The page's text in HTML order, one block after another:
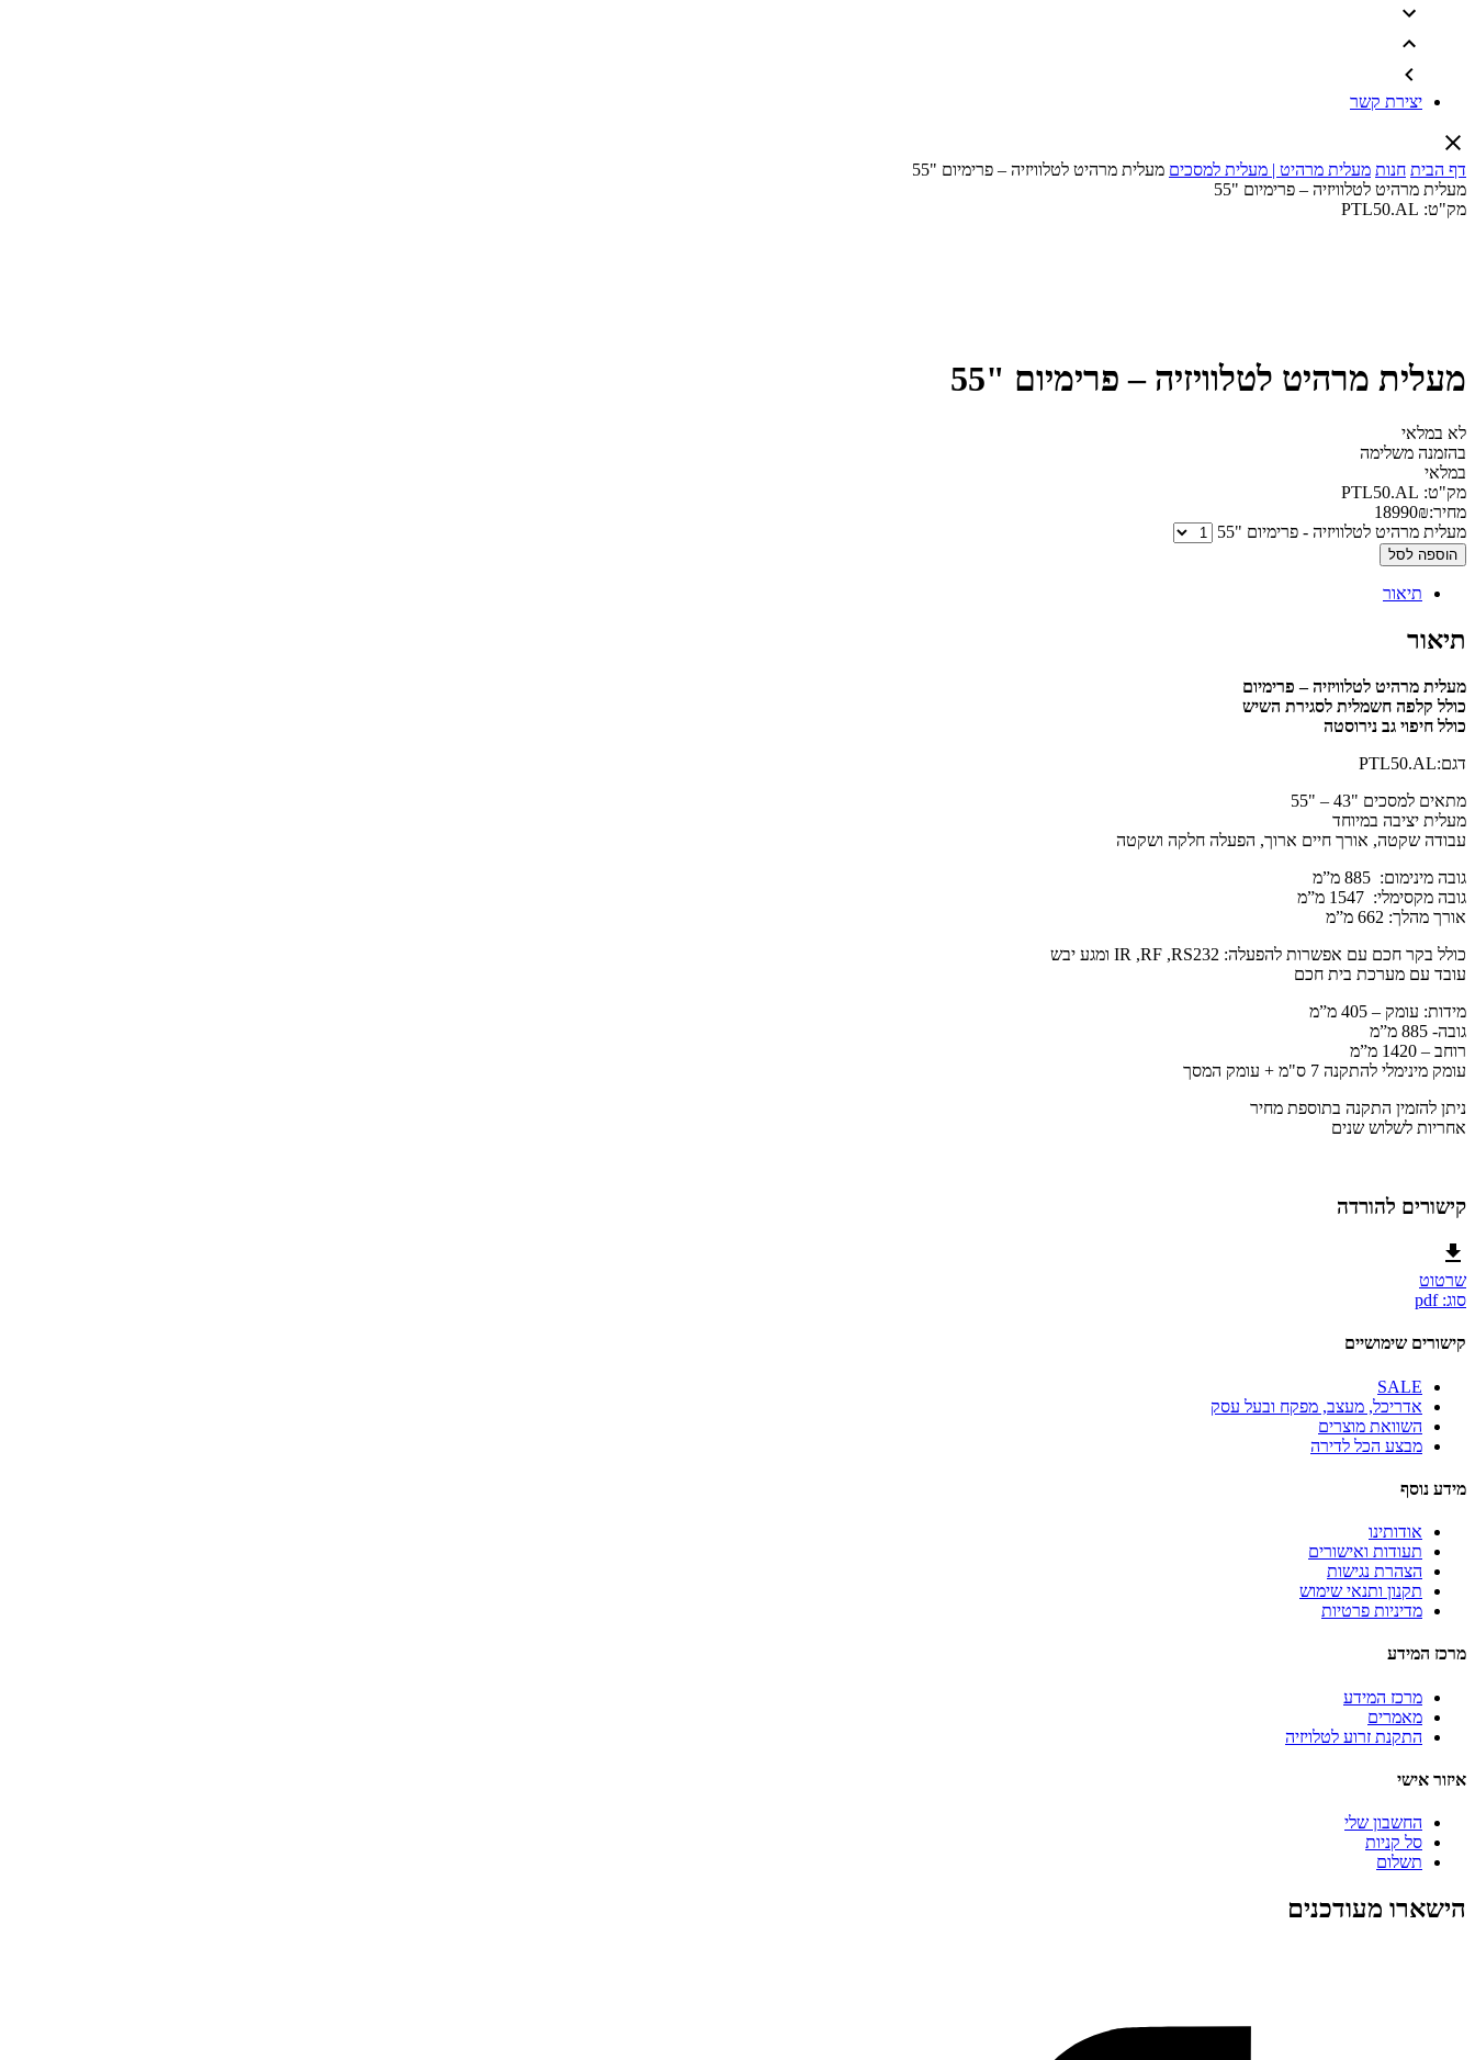
יצירת קשר
דף הבית חנות מעלית מרהיט | מעלית למסכים מעלית מרהיט לטלוויזיה – פרימיום "55
מעלית מרהיט לטלוויזיה – פרימיום "55
מק"ט: PTL50.AL
מעלית מרהיט לטלוויזיה – פרימיום "55
לא במלאי
בהזמנה משלימה
במלאי
מק"ט: PTL50.AL
מחיר:
18990₪
מעלית מרהיט לטלוויזיה - פרימיום "55
הוספה לסל
תיאור
תיאור
מעלית מרהיט לטלוויזיה – פרימיום
כולל קלפה חשמלית לסגירת השיש
כולל חיפוי גב נירוסטה
דגם:PTL50.AL
מתאים למסכים "43 – "55
מעלית יציבה במיוחד
עבודה שקטה, אורך חיים ארוך, הפעלה חלקה ושקטה
גובה מינימום: 885 מ”מ
גובה מקסימלי: 1547 מ”מ
אורך מהלך: 662 מ”מ
כולל בקר חכם עם אפשרות להפעלה: IR ,RF ,RS232 ומגע יבש
עובד עם מערכת בית חכם
מידות: עומק – 405 מ”מ
גובה- 885 מ”מ
רוחב – 1420 מ”מ
עומק מינימלי להתקנה 7 ס"מ + עומק המסך
ניתן להזמין התקנה בתוספת מחיר
אחריות לשלוש שנים
קישורים להורדה
שרטוט
סוג: pdf
קישורים שימושיים
SALE
אדריכל, מעצב, מפקח ובעל עסק
השוואת מוצרים
מבצע הכל לדירה
מידע נוסף
אודותינו
תעודות ואישורים
הצהרת נגישות
תקנון ותנאי שימוש
מדיניות פרטיות
מרכז המידע
מרכז המידע
מאמרים
התקנת זרוע לטלויזיה
איזור אישי
החשבון שלי
סל קניות
תשלום
הישארו מעודכנים